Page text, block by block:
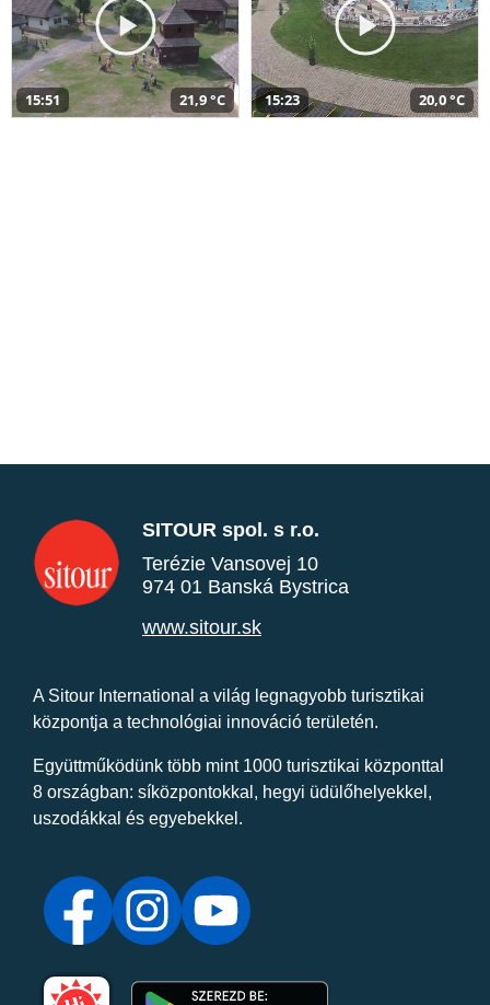
15:51 21,9 °C 15:23 20,0 °C
SITOUR spol. s r.o.
Terézie Vansovej 10
974 01 Banská Bystrica
www.sitour.sk
A Sitour International a világ legnagyobb turisztikai
központja a technológiai innováció területén.
Együttműködünk több mint 1000 turisztikai központtal
8 országban: síközpontokkal, hegyi üdülőhelyekkel,
uszodákkal és egyebekkel.